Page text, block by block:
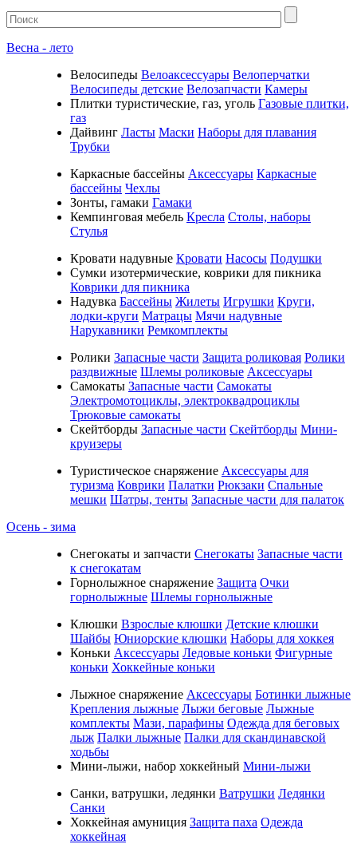
Весна - лето
Велосипеды Велоаксессуары Велоперчатки
Велосипеды детские Велозапчасти Камеры
Плитки туристические, газ, уголь Газовые плитки,
газ
Дайвинг Ласты Маски Наборы для плавания
Трубки
Каркасные бассейны Аксессуары Каркасные
бассейны Чехлы
Зонты, гамаки Гамаки
Кемпинговая мебель Кресла Столы, наборы
Стулья
Кровати надувные Кровати Насосы Подушки
Cумки изотермические, коврики для пикника
Коврики для пикника
Надувка Бассейны Жилеты Игрушки Круги,
лодки-круги Матрацы Мячи надувные
Нарукавники Ремкомплекты
Ролики Запасные части Защита роликовая Ролики
раздвижные Шлемы роликовые Аксессуары
Самокаты Запасные части Самокаты
Электромотоциклы, электроквадроциклы
Трюковые самокаты
Скейтборды Запасные части Скейтборды Мини-
круизеры
Туристическое снаряжение Аксессуары для
туризма Коврики Палатки Рюкзаки Спальные
мешки Шатры, тенты Запасные части для палаток
Осень - зима
Cнегокаты и запчасти Снегокаты Запасные части
к снегокатам
Горнолыжное снаряжение Защита Очки
горнолыжные Шлемы горнолыжные
Клюшки Взрослые клюшки Детские клюшки
Шайбы Юниорские клюшки Наборы для хоккея
Коньки Аксессуары Ледовые коньки Фигурные
коньки Хоккейные коньки
Лыжное снаряжение Аксессуары Ботинки лыжные
Крепления лыжные Лыжи беговые Лыжные
комплекты Мази, парафины Одежда для беговых
лыж Палки лыжные Палки для скандинавской
ходьбы
Мини-лыжи, набор хоккейный Мини-лыжи
Санки, ватрушки, ледянки Ватрушки Ледянки
Санки
Хоккейная амуниция Защита паха Одежда
хоккейная